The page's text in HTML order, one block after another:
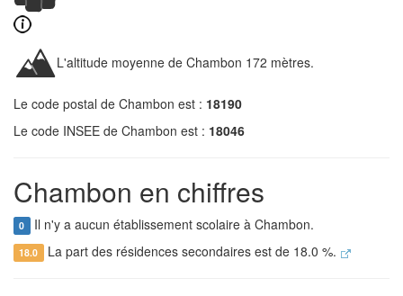
L'altitude moyenne de Chambon 172 mètres.
Le code postal de Chambon est : 18190
Le code INSEE de Chambon est : 18046
Chambon en chiffres
0 Il n'y a aucun établissement scolaire à Chambon.
18.0 La part des résidences secondaires est de 18.0 %.